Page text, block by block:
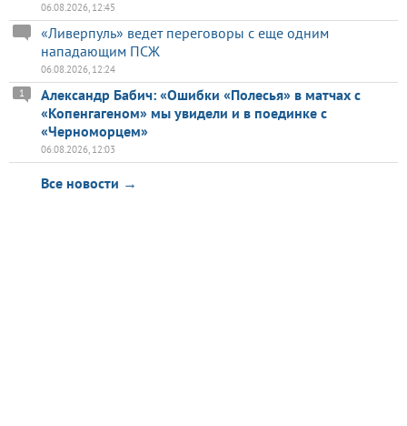
06.08.2026, 12:45
«Ливерпуль» ведет переговоры с еще одним
нападающим ПСЖ
06.08.2026, 12:24
Александр Бабич: «Ошибки «Полесья» в матчах с
«Копенгагеном» мы увидели и в поединке с
«Черноморцем»
1
06.08.2026, 12:03
Все новости →